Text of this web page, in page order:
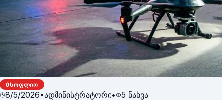
ᲛᲡᲝᲤᲚᲘᲝ
8/5/2026•ადმინისტრატორი• 5 ნახვა